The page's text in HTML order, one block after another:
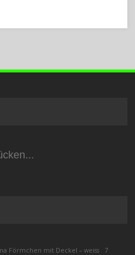
Förmchen mit Deckel – weiss
7